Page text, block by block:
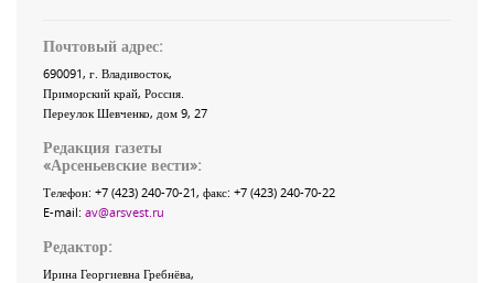
Почтовый адрес:
690091, г. Владивосток,
Приморский край, Россия
Переулок Шевченко, дом 9, 27
Редакция газеты
«Арсеньевские вести»:
Телефон: +7 (423) 240-70-21, факс: +7 (423) 240-70-22
E-mail: av@arsvest.ru
Редактор:
Ирина Георгиевна Гребнёва,